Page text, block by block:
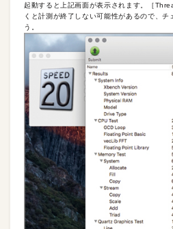
起動すると上記画面が表示されます。［
くと計測が終了しない可能性があるので、チ
う。